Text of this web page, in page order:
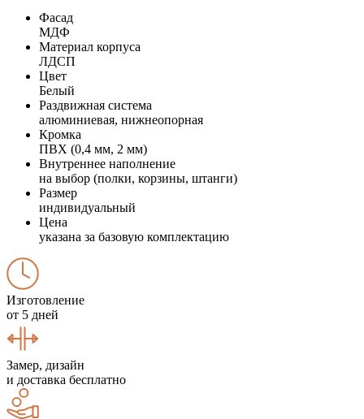
Фасад
МДФ
Материал корпуса
ЛДСП
Цвет
Белый
Раздвижная система
алюминиевая, нижнеопорная
Кромка
ПВХ (0,4 мм, 2 мм)
Внутреннее наполнение
на выбор (полки, корзины, штанги)
Размер
индивидуальный
Цена
указана за базовую комплектацию
Изготовление
от 5 дней
Замер, дизайн
и доставка бесплатно